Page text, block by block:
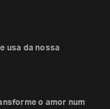
usa da nossa
o amor num